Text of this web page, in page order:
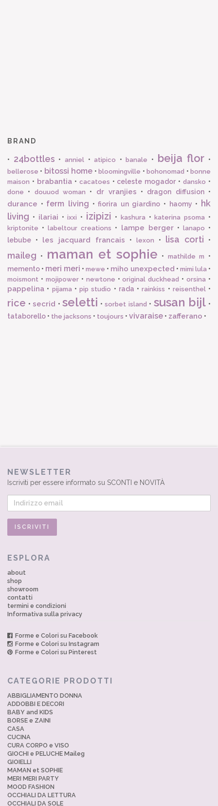
BRAND
• 24bottles • anniel•atipico •banale • beija flor •
bellerose • bitossi home •bloomingville •bohonomad •bonne
maison • brabantia• cacatoes • celeste mogador •dansko •
done • douuod woman • dr vranjies • dragon diffusion•
durance • ferm living •fiorira un giardino • haomy •
hk
living • ilariai •ixxi • izipizi • kashura •katerina psoma •
kriptonite •labeltour creations • lampe berger• lanapo •
lebube • les jacquard francais • lexon • lisa corti •
maileg • maman et sophie • mathilde m
•
memento • meri meri • mewe • miho unexpected • mimi lula •
moismont • mojipower• newtone •original duckhead •orsina •
pappelina • pijama • pip studio • rada •rainkiss • reisenthel•
rice •secrid •seletti •sorbet island • susan bijl •
tataborello • the jacksons • toujours • vivaraise • zafferano •
NEWSLETTER
Iscriviti per essere informato su SCONTI e NOVITÀ
ESPLORA
about
shop
showroom
contatti
termini e condizioni
Informativa sulla privacy
Forme e Colori su Facebook
Forme e Colori su Instagram
Forme e Colori su Pinterest
CATEGORIE PRODOTTI
ABBIGLIAMENTO DONNA
ADDOBBI E DECORI
BABY and KIDS
BORSE e ZAINI
CASA
CUCINA
CURA CORPO e VISO
GIOCHI e PELUCHE Maileg
GIOIELLI
MAMAN et SOPHIE
MERI MERI PARTY
MOOD FASHION
OCCHIALI DA LETTURA
OCCHIALI DA SOLE